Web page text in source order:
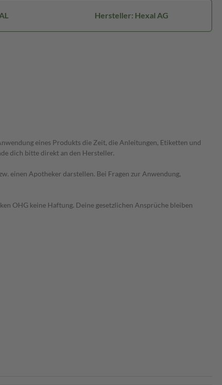
Hersteller: Hexal AG
eines Produkts die Zeit, die Anleitungen, Etiketten und
dich bitte direkt an den Hersteller.
einen Apotheker darstellen. Bei Fragen zur Anwendung,
OHG keine Haftung. Deine gesetzlichen Ansprüche bleiben